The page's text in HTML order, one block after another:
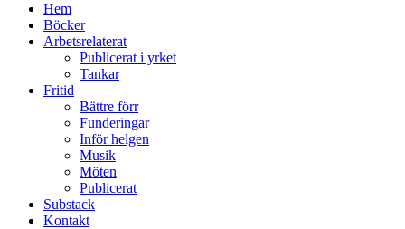
Hem
Böcker
Arbetsrelaterat
Publicerat i yrket
Tankar
Fritid
Bättre förr
Funderingar
Inför helgen
Musik
Möten
Publicerat
Substack
Kontakt